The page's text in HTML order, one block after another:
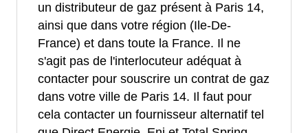
un distributeur de gaz présent à Paris 14,
ainsi que dans votre région (Ile-De-
France) et dans toute la France. Il ne
s'agit pas de l'interlocuteur adéquat à
contacter pour souscrire un contrat de gaz
dans votre ville de Paris 14. Il faut pour
cela contacter un fournisseur alternatif tel